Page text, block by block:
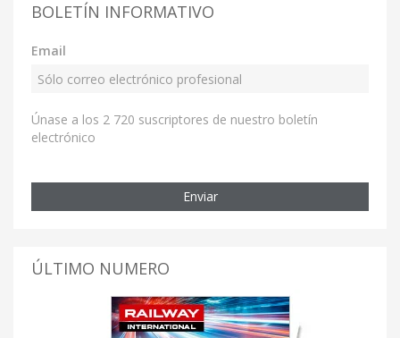
BOLETÍN INFORMATIVO
Email
Únase a los 2 720 suscriptores de nuestro boletín
electrónico
Enviar
ÚLTIMO NUMERO